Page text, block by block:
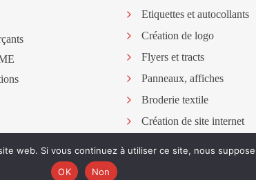
Etiquettes et autocollants
Création de logo
Flyers et tracts
Panneaux, affiches
Broderie textile
Création de site internet
graphique à St-Pair-sur-Mer | Manche - 50 |
web. Si vous continuez à utiliser ce site, nous
OK
Non